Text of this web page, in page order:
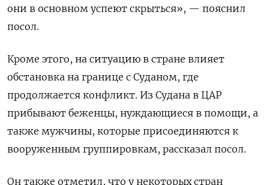
они в основном успеют скрыться», — пояснил
посол.
Кроме этого, на ситуацию в стране влияет
обстановка на границе с Суданом, где
продолжается конфликт. Из Судана в ЦАР
прибывают беженцы, нуждающиеся в помощи, а
также мужчины, которые присоединяются к
вооруженным группировкам, рассказал посол.
Он также отметил, что у некоторых стран